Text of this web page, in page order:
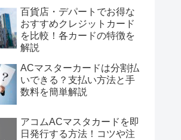
百貨店・デパートでお得な
おすすめクレジットカード
を比較！各カードの特徴を
解説
ACマスターカードは分割払
いできる？支払い方法と手
数料を簡単解説
アコムACマスタカードを即
日発行する方法！コツや注